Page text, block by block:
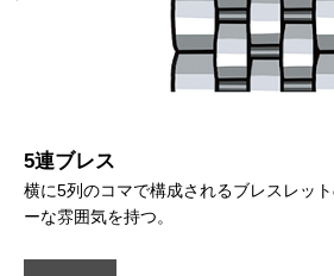
5連ブレス
横に5列のコマで構成されるブレスレッ
ーな雰囲気を持つ。